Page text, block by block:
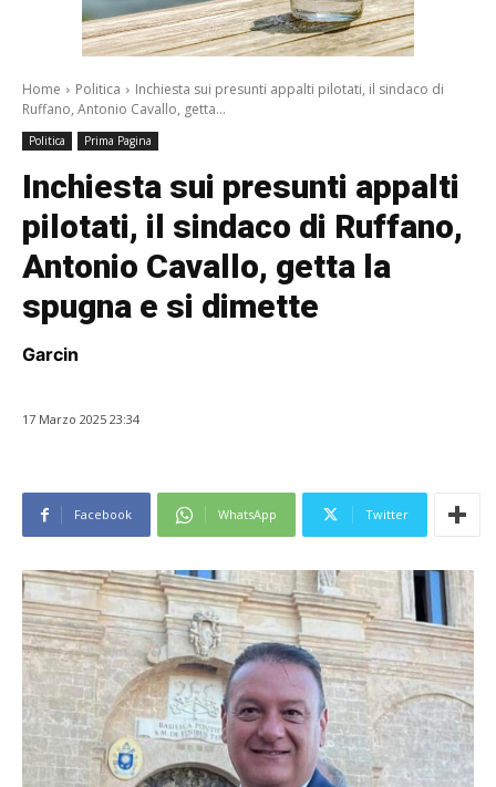
Home Politica
Inchiesta sui presunti appalti pilotati, il sindaco di
Ruffano, Antonio Cavallo, getta...
Politica Prima Pagina
Inchiesta sui presunti appalti
pilotati, il sindaco di Ruffano,
Antonio Cavallo, getta la
spugna e si dimette
Garcin
17 Marzo 2025 23:34
Facebook WhatsApp Twitter